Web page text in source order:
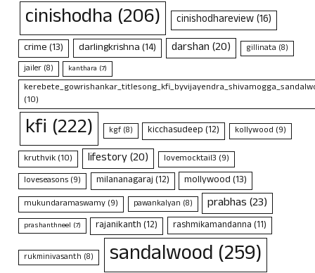
cinishodha (206) cinishodhareview(16)
crime(13) darlingkrishna(14) darshan(20) gillinata (8)
jailer (8) kanthara (7)
(10)
kfi (222) kgf(8) kicchasudeep(12) kollywood (9)
kruthvik(10) lifestory(20) lovemocktail3 (9)
loveseasons (9) milananagaraj(12) mollywood(13)
mukundaramaswamy (9) pawankalyan (8) prabhas(23)
prashanthneel (7) rajanikanth(12) rashmikamandanna(11)
rukminivasanth (8) sandalwood (259)